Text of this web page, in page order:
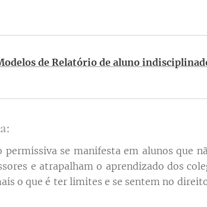
de Relatório de aluno
permissiva se manifesta em alunos que
e atrapalham o aprendizado dos
o que é ter limites e se sentem no